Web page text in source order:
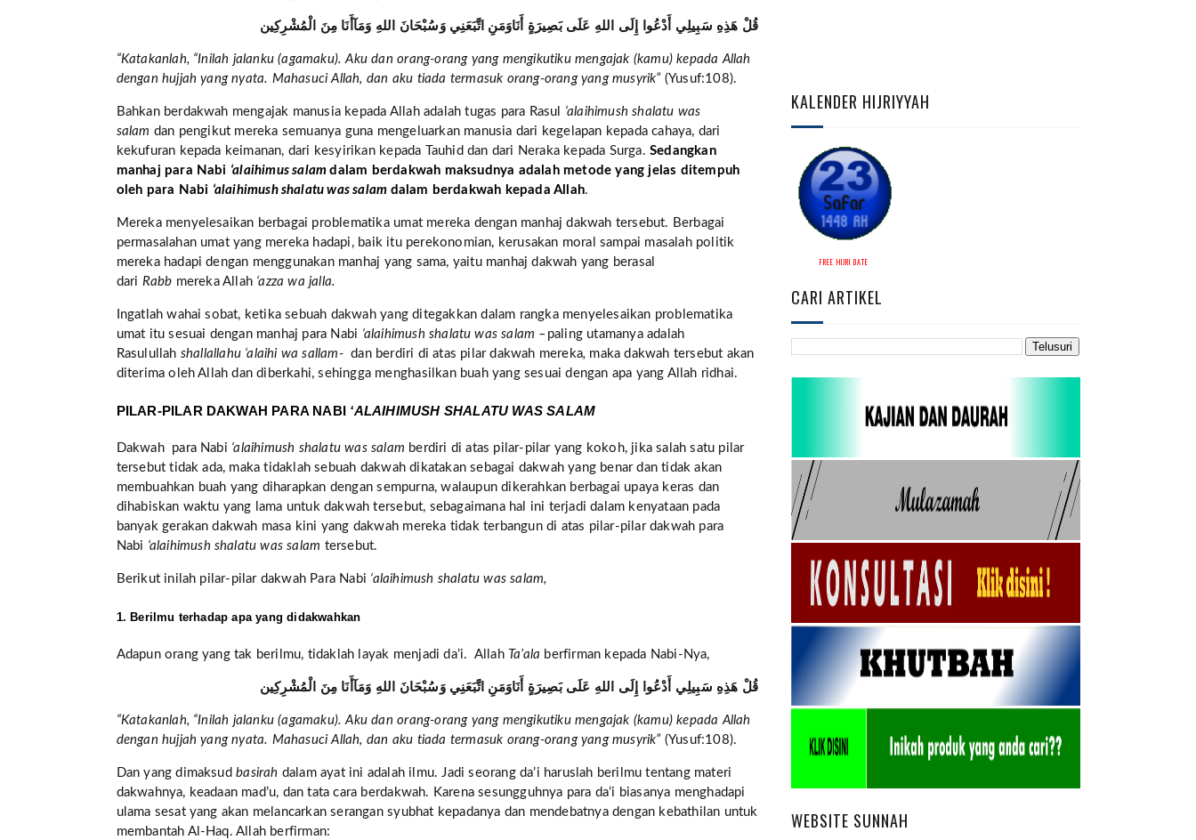
قُلْ هَذِهِ سَبِيلِي أَدْعُوا إِلَى اللهِ عَلَى بَصِيرَةٍ أَنَاوَمَنِ اتَّبَعَنِي وَسُبْحَانَ اللهِ وَمَآأَنَا مِنَ الْمُشْرِكِين
“Katakanlah, “Inilah jalanku (agamaku). Aku dan orang-orang yang mengikutiku mengajak (kamu) kepada Allah
dengan hujjah yang nyata. Mahasuci Allah, dan aku tiada termasuk orang-orang yang musyrik” (Yusuf:108).
Bahkan berdakwah mengajak manusia kepada Allah adalah tugas para Rasul ‘alaihimush shalatu was
salam dan pengikut mereka semuanya guna mengeluarkan manusia dari kegelapan kepada cahaya, dari
kekufuran kepada keimanan, dari kesyirikan kepada Tauhid dan dari Neraka kepada Surga. Sedangkan
manhaj para Nabi ‘alaihimus salamdalam berdakwah maksudnya adalah metode yang jelas ditempuh
oleh para Nabi ‘alaihimush shalatu was salam dalam berdakwah kepada Allah.
Mereka menyelesaikan berbagai problematika umat mereka dengan manhaj dakwah tersebut. Berbagai
permasalahan umat yang mereka hadapi, baik itu perekonomian, kerusakan moral sampai masalah politik
mereka hadapi dengan menggunakan manhaj yang sama, yaitu manhaj dakwah yang berasal
dari Rabb mereka Allah ‘azza wa jalla.
Ingatlah wahai sobat, ketika sebuah dakwah yang ditegakkan dalam rangka menyelesaikan problematika
umat itu sesuai dengan manhaj para Nabi ‘alaihimush shalatu was salam – paling utamanya adalah
Rasulullah shallallahu ‘alaihi wa sallam-dan berdiri di atas pilar dakwah mereka, maka dakwah tersebut akan
diterima oleh Allah dan diberkahi, sehingga menghasilkan buah yang sesuai dengan apa yang Allah ridhai.
PILAR-PILAR DAKWAH PARA NABI ‘ALAIHIMUSH SHALATU WAS SALAM
Dakwah para Nabi ‘alaihimush shalatu was salam berdiri di atas pilar-pilar yang kokoh, jika salah satu pilar
tersebut tidak ada, maka tidaklah sebuah dakwah dikatakan sebagai dakwah yang benar dan tidak akan
membuahkan buah yang diharapkan dengan sempurna, walaupun dikerahkan berbagai upaya keras dan
dihabiskan waktu yang lama untuk dakwah tersebut, sebagaimana hal ini terjadi dalam kenyataan pada
banyak gerakan dakwah masa kini yang dakwah mereka tidak terbangun di atas pilar-pilar dakwah para
Nabi ‘alaihimush shalatu was salam tersebut.
Berikut inilah pilar-pilar dakwah Para Nabi ‘alaihimush shalatu was salam,
1. Berilmu terhadap apa yang didakwahkan
Adapun orang yang tak berilmu, tidaklah layak menjadi da’i. Allah Ta’ala berfirman kepada Nabi-Nya,
قُلْ هَذِهِ سَبِيلِي أَدْعُوا إِلَى اللهِ عَلَى بَصِيرَةٍ أَنَاوَمَنِ اتَّبَعَنِي وَسُبْحَانَ اللهِ وَمَآأَنَا مِنَ الْمُشْرِكِين
“Katakanlah, “Inilah jalanku (agamaku). Aku dan orang-orang yang mengikutiku mengajak (kamu) kepada Allah
dengan hujjah yang nyata. Mahasuci Allah, dan aku tiada termasuk orang-orang yang musyrik” (Yusuf:108).
Dan yang dimaksudbasirah dalam ayat ini adalah ilmu. Jadi seorang da’i haruslah berilmu tentang materi
dakwahnya, keadaan mad’u, dan tata cara berdakwah. Karena sesungguhnya para da’i biasanya menghadapi
ulama sesat yang akan melancarkan serangan syubhat kepadanya dan mendebatnya dengan kebathilan untuk
membantah Al-Haq. Allah berfirman:
KALENDER HIJRIYYAH
FREE HIJRI DATE
CARI ARTIKEL
WEBSITE SUNNAH